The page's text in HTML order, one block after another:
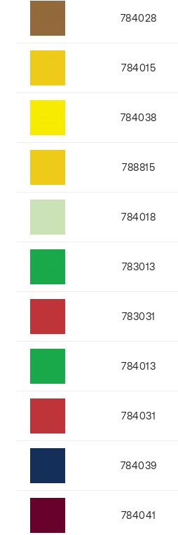
784028
784015
784038
788815
784018
783013
783031
784013
784031
784039
784041